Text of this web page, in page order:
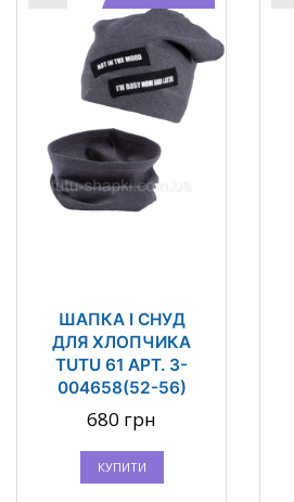
ШАПКА І СНУД
ДЛЯ ХЛОПЧИКА
TUTU 61 АРТ. 3-
004658(52-56)
680 грн
КУПИТИ